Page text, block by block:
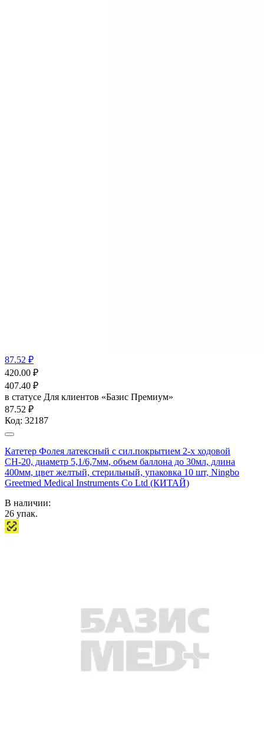
87.52 ₽
420.00 ₽
407.40 ₽
в статусе Для клиентов «Базис Премиум»
87.52 ₽
Код: 32187
Катетер Фолея латексный с сил.покрытием 2-х ходовой
СН-20, диаметр 5,1/6,7мм, объем баллона до 30мл, длина
400мм, цвет желтый, стерильный, упаковка 10 шт, Ningbo
Greetmed Medical Instruments Co Ltd (КИТАЙ)
В наличии:
26 упак.